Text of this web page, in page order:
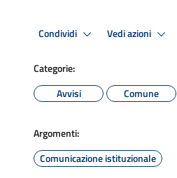
Condividi Vedi azioni
Categorie:
Avvisi
Comune
Argomenti:
Comunicazione istituzionale